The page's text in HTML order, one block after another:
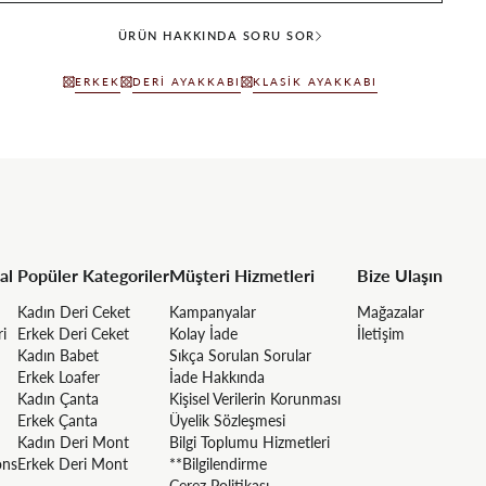
ÜRÜN HAKKINDA SORU SOR
ERKEK DERI AYAKKABI KLASIK AYAKKABI
Popüler Kategoriler
Kadın Deri Ceket
Erkek Deri Ceket
Kadın Babet
Erkek Loafer
Kadın Çanta
Erkek Çanta
Kadın Deri Mont
Erkek Deri Mont
Müşteri Hizmetleri
Kampanyalar
Kolay İade
Sıkça Sorulan Sorular
İade Hakkında
Kişisel Verilerin Korunması
Üyelik Sözleşmesi
Bilgi Toplumu Hizmetleri
**Bilgilendirme
Bize Ulaşın
Mağazalar
İletişim